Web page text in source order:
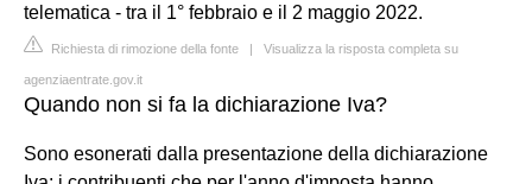
telematica - tra il 1° febbraio e il 2 maggio 2022.
Richiesta di rimozione della fonte | Visualizza la risposta completa su
agenziaentrate.gov.it
Quando non si fa la dichiarazione Iva?
Sono esonerati dalla presentazione della dichiarazione